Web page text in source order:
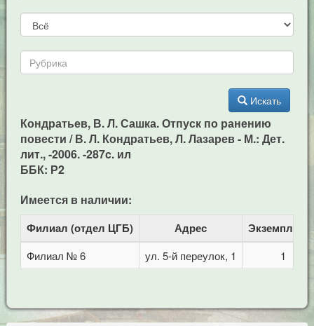
Искать
Кондратьев, В. Л. Сашка. Отпуск по ранению
повести / В. Л. Кондратьев, Л. Лазарев - М.: Дет.
лит., -2006. -287c. ил
ББК: Р2
Имеется в наличии:
Филиал (отдел ЦГБ) Адрес
Филиал № 6 ул. 5-й переулок, 1 1